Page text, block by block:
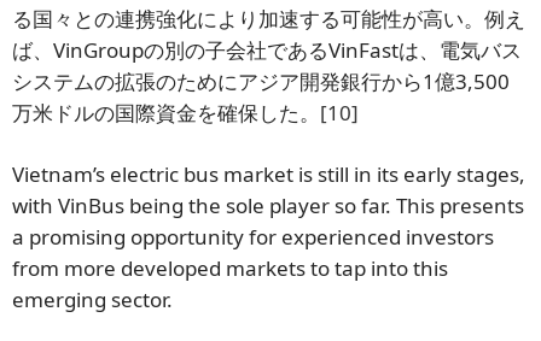
る国々との連携強化により加速する可能性が高い。例え
ば、VinGroupの別の子会社であるVinFastは、電気バス
システムの拡張のためにアジア開発銀行から1億3,500
万米ドルの国際資金を確保した。 [10]
Vietnam’s electric bus market is still in its early stages,
with VinBus being the sole player so far. This presents
a promising opportunity for experienced investors
from more developed markets to tap into this
emerging sector.